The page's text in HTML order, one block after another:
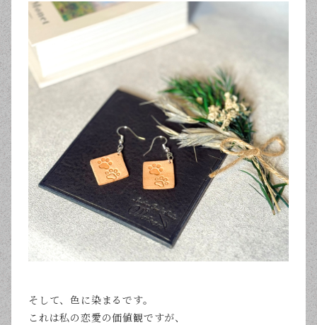
そして、色に染まるです。
これは私の恋愛の価値観ですが、